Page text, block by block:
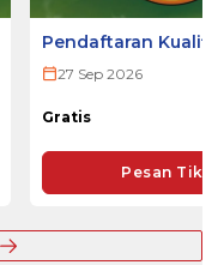
Pendaftaran
ULTRA 2026
27 Sep 2026
Gratis
Pesan Tiket